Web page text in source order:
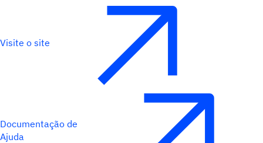
Visite o site
Documentação de
Ajuda